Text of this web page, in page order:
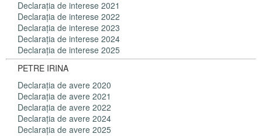
Declaraţia de interese 2021
Declaraţia de interese 2022
Declaraţia de interese 2023
Declaraţia de interese 2024
Declaraţia de interese 2025
PETRE IRINA
Declaraţia de avere 2020
Declaraţia de avere 2021
Declaraţia de avere 2022
Declaraţia de avere 2024
Declaraţia de avere 2025